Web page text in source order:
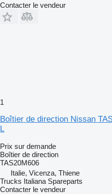
Contacter le vendeur
1
Boîtier de direction Nissan
L
Prix sur demande
Boîtier de direction
TAS20M606
Italie, Vicenza, Thiene
Trucks Italiana Spareparts
Contacter le vendeur